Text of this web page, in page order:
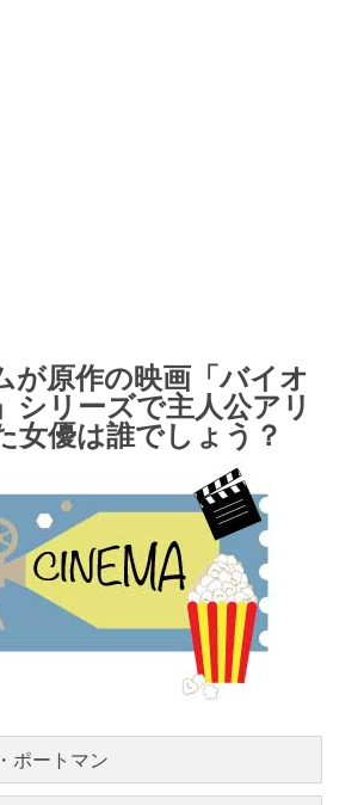
が原作の映画「バイオ
シリーズで主人公アリ
女優は誰でしょう？
ポートマン